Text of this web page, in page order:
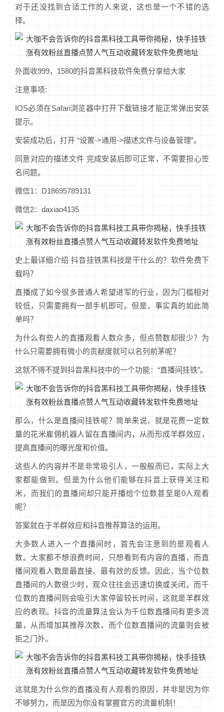
对于还没找到合适工作的人来说，这也是一个不错的选
择。
外面收999，1580的抖音黑科技软件免费分享给大家
注意事项:
IOS必须在Safari浏览器中打开下载链接才能正常弹出安装
提示。
安装成功后，打开 “设置->通用->描述文件与设备管理”。
同意对应的描述文件 完成安装后即可正常，不需要担心签
名问题。
微信1：D18695789131
微信2：daxiao4135
史上最详细介绍 抖音挂铁黑科技是干什么的？软件免费下
载吗？
直播成了如今很多普通人希望进军的行业，因为门槛相对
较低，只需要拥有一部手机即可。但是，事实真的如此简
单吗？
为什么有些人的直播观看人数众多，但点赞数却很少？为
什么只需要拥有微小的贡献度就可以名列前茅呢？
这就不得不提到抖音黑科技中的一个功能：“直播间挂铁”。
那么，什么是直播间挂铁呢？简单来说，就是花费一定数
量的花米雇佣机器人留在直播间内，从而形成羊群效应，
提高直播间的曝光度和价值。
这些人的内容并不是非常吸引人，一般般而已，实际上大
家都能做到。但是为什么他们能够在抖音上获得关注和
米，而我们的直播间却只能开播给个位数甚至是0人观看
呢？
答案就在于羊群效应和抖音推荐算法的运用。
大多数人进入一个直播间时，首先会注意到的是观看人
数。大家都不想浪费时间，只想看到有内容的直播，而直
播间观看人数是最直接、最有效的反馈。因此，当个位数
直播间的人数很少时，观众往往会迅速切换或关闭。而千
位数的直播间则会吸引大家停留较长时间，这就是羊群效
应的表现。抖音的流量算法会认为千位数直播间有更多流
量，从而增加其推荐次数，而个位数直播间的流量则会被
拒之门外。
这就是为什么你的直播没有人观看的原因，并非是因为你
不够努力，而是因为你没有掌握官方的流量机制！